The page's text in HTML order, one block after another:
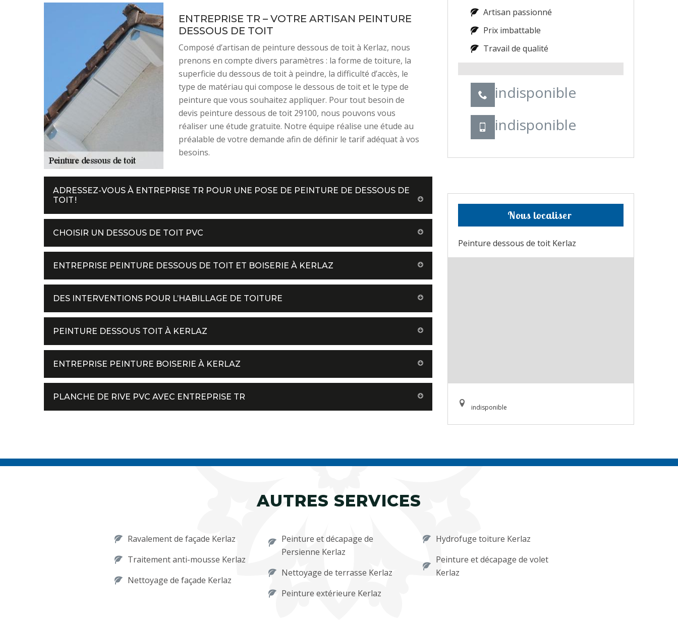
ENTREPRISE TR – VOTRE ARTISAN PEINTURE
DESSOUS DE TOIT
Composé d’artisan de peinture dessous de toit à Kerlaz, nous
prenons en compte divers paramètres : la forme de toiture, la
superficie du dessous de toit à peindre, la difficulté d’accès, le
type de matériau qui compose le dessous de toit et le type de
peinture que vous souhaitez appliquer. Pour tout besoin de
devis peinture dessous de toit 29100, nous pouvons vous
réaliser une étude gratuite. Notre équipe réalise une étude au
préalable de votre demande afin de définir le tarif adéquat à vos
besoins.
ADRESSEZ-VOUS À ENTREPRISE TR POUR UNE POSE DE PEINTURE DE DESSOUS DE
TOIT !
CHOISIR UN DESSOUS DE TOIT PVC
ENTREPRISE PEINTURE DESSOUS DE TOIT ET BOISERIE À KERLAZ
DES INTERVENTIONS POUR L’HABILLAGE DE TOITURE
PEINTURE DESSOUS TOIT À KERLAZ
ENTREPRISE PEINTURE BOISERIE À KERLAZ
PLANCHE DE RIVE PVC AVEC ENTREPRISE TR
Artisan passionné
Prix imbattable
Travail de qualité
indisponible
indisponible
Nous localiser
Peinture dessous de toit Kerlaz
indisponible
AUTRES SERVICES
Ravalement de façade Kerlaz
Traitement anti-mousse Kerlaz
Nettoyage de façade Kerlaz
Peinture et décapage de
Persienne Kerlaz
Nettoyage de terrasse Kerlaz
Peinture extérieure Kerlaz
Hydrofuge toiture Kerlaz
Peinture et décapage de volet
Kerlaz